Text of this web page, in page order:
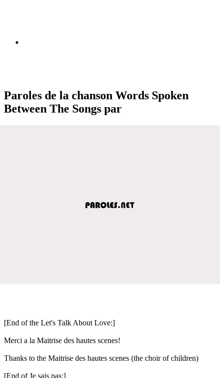
Paroles de la chanson Words Spoken
Between The Songs par
[End of the Let's Talk About Love:]
Merci a la Maitrise des hautes scenes!
Thanks to the Maitrise des hautes scenes (the choir of children)
[End of Je sais pas:]